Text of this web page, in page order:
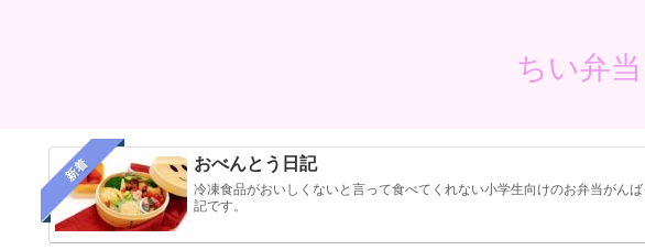
ちい弁
新着 おべんとう日記
冷凍食品がおいしくないと言って食べてくれない小学生向けのお弁当がんば
記です。